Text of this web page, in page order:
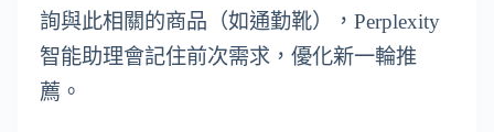
詢與此相關的商品（如通勤靴），Perplexity
智能助理會記住前次需求，優化新一輪推
薦。